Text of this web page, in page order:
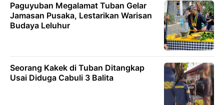
Paguyuban Megalamat Tuban Gelar
Jamasan Pusaka, Lestarikan Warisan
Budaya Leluhur
Seorang Kakek di Tuban Ditangkap
Usai Diduga Cabuli 3 Balita